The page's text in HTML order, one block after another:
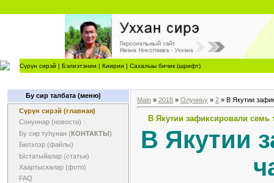
Сүрүн сирэй | Бэлиэтэнии | Киирии | Сахалыы бичик (шрифт)
Бу сир талбата (меню)
Сүрүн сирэй (главная)
Сонуннар (новости)
Бу сир туһунан (КОНТАКТЫ)
Билэлэр (файлы)
Ыстатыйалар (статьи)
Хаартыскалар (фото)
FAQ
Main » 2018 » Олунньу » 2 » В Якутии
В Якутии зафиксировали семь
В Якутии